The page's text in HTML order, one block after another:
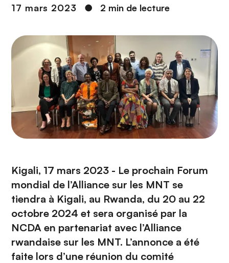
17 mars 2023 ● 2 min de lecture
Kigali, 17 mars 2023 - Le prochain Forum
mondial de l’Alliance sur les MNT se
tiendra à Kigali, au Rwanda, du 20 au 22
octobre 2024 et sera organisé par la
NCDA en partenariat avec l’Alliance
rwandaise sur les MNT. L’annonce a été
faite lors d’une réunion du comité